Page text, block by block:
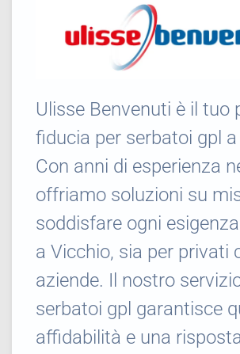
Ulisse Benvenuti è il tuo
fiducia per serbatoi gpl
Con anni di esperienza
offriamo soluzioni su
soddisfare ogni
a Vicchio, sia per privati
aziende. Il nostro
serbatoi gpl garantisce
affidabilità e una